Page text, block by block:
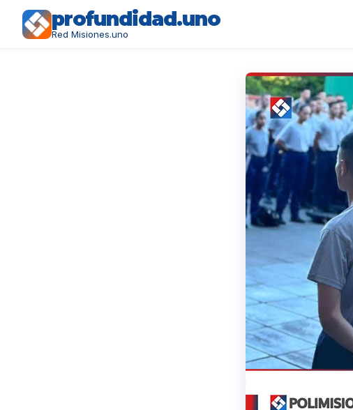
profundidad.uno
Red Misiones.uno